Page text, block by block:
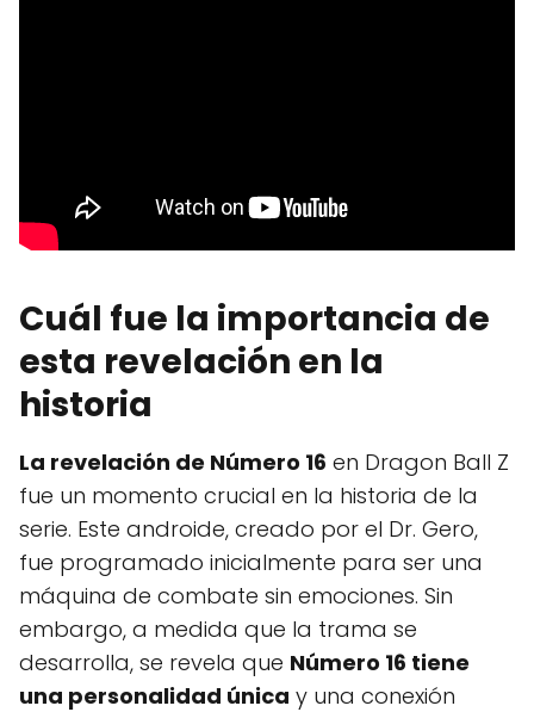
Cuál fue la importancia de
esta revelación en la
historia
La revelación de Número 16 en Dragon Ball Z
fue un momento crucial en la historia de la
serie. Este androide, creado por el Dr. Gero,
fue programado inicialmente para ser una
máquina de combate sin emociones. Sin
embargo, a medida que la trama se
desarrolla, se revela que Número 16 tiene
una personalidad única y una conexión